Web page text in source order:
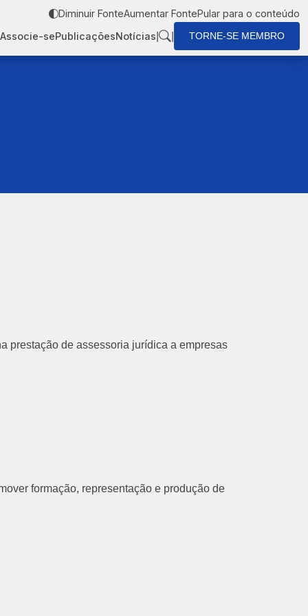
Diminuir FonteAumentar FontePular para o conteúdo
Associe-sePublicaçõesNotícias TORNE-SE MEMBRO
prestação de assessoria jurídica a empresas
formação, representação e produção de